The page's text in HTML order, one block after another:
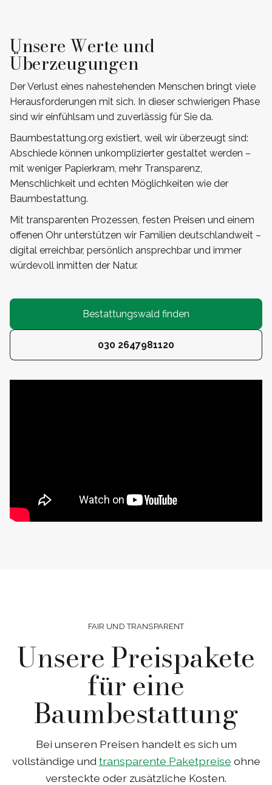
Unsere Werte und
Überzeugungen
Der Verlust eines nahestehenden Menschen bringt viele
Herausforderungen mit sich. In dieser schwierigen Phase
sind wir einfühlsam und zuverlässig für Sie da.
Baumbestattung.org existiert, weil wir überzeugt sind:
Abschiede können unkomplizierter gestaltet werden –
mit weniger Papierkram, mehr Transparenz,
Menschlichkeit und echten Möglichkeiten wie der
Baumbestattung.
Mit transparenten Prozessen, festen Preisen und einem
offenen Ohr unterstützen wir Familien deutschlandweit –
digital erreichbar, persönlich ansprechbar und immer
würdevoll inmitten der Natur.
Bestattungswald finden
030 2647981120
FAIR UND TRANSPARENT
Unsere Preispakete
für eine
Baumbestattung
Bei unseren Preisen handelt es sich um
vollständige und transparente Paketpreise ohne
versteckte oder zusätzliche Kosten.